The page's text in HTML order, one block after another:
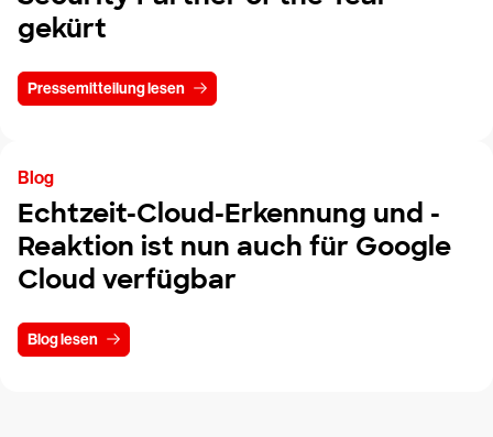
gekürt
Pressemitteilung lesen
Blog
Echtzeit-Cloud-Erkennung und -
Reaktion ist nun auch für Google
Cloud verfügbar
Blog lesen